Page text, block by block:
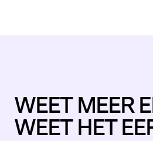
WEET MEER
WEET HET